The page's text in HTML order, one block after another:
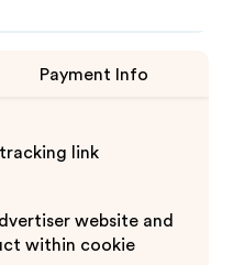
Payment Info
link
website and
within cookie